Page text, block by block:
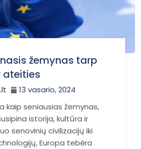
žemynas tarp
ateities
13 vasario, 2024
kaip seniausias žemynas,
istorija, kultūra ir
senovinių civilizacijų iki
Europa tebėra